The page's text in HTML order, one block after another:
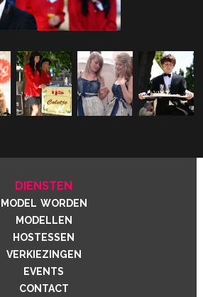
diensten
model worden
modellen
hostessen
verkiezingen
events
contact